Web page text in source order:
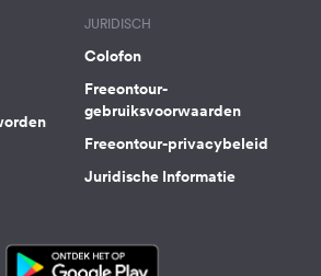
JURIDISCH
Colofon
Freeontour-
gebruiksvoorwaarden
Freeontour-privacybeleid
Juridische Informatie